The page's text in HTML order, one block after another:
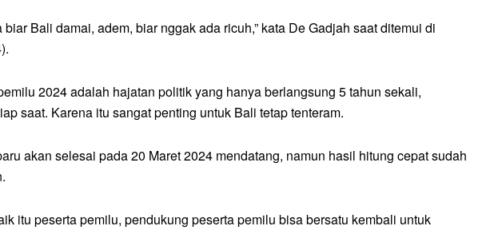
Bali damai, adem, biar nggak ada ricuh,” kata De Gadjah saat ditemui di
2024 adalah hajatan politik yang hanya berlangsung 5 tahun sekali,
saat. Karena itu sangat penting untuk Bali tetap tenteram.
akan selesai pada 20 Maret 2024 mendatang, namun hasil hitung cepat sudah
itu peserta pemilu, pendukung peserta pemilu bisa bersatu kembali untuk